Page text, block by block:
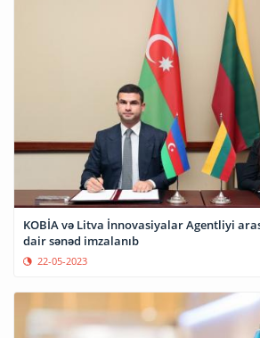
KOBİA və Litva İnnovasiyalar Agentliyi
dair sənəd imzalanıb
22-05-2023